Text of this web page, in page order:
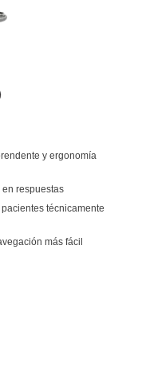
y ergonomía
respuestas
técnicamente
más fácil